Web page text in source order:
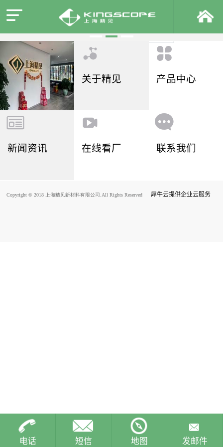
关于精见 产品中心
新闻资讯 在线看厂 联系我们
Copyright © 2018 上海精见新材料有限公司.All Rights Reserved 犀牛云提供企业云服务
电话 短信 地图 发邮件